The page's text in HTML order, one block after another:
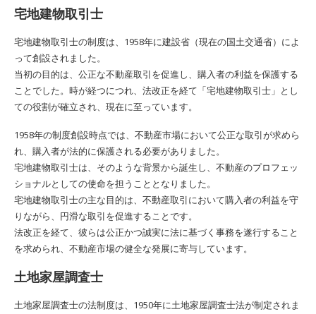
宅地建物取引士
宅地建物取引士の制度は、1958年に建設省（現在の国土交通省）によ
って創設されました。
当初の目的は、公正な不動産取引を促進し、購入者の利益を保護する
ことでした。時が経つにつれ、法改正を経て「宅地建物取引士」とし
ての役割が確立され、現在に至っています。
1958年の制度創設時点では、不動産市場において公正な取引が求めら
れ、購入者が法的に保護される必要がありました。
宅地建物取引士は、そのような背景から誕生し、不動産のプロフェッ
ショナルとしての使命を担うこととなりました。
宅地建物取引士の主な目的は、不動産取引において購入者の利益を守
りながら、円滑な取引を促進することです。
法改正を経て、彼らは公正かつ誠実に法に基づく事務を遂行すること
を求められ、不動産市場の健全な発展に寄与しています。
土地家屋調査士
土地家屋調査士の法制度は、1950年に土地家屋調査士法が制定されま